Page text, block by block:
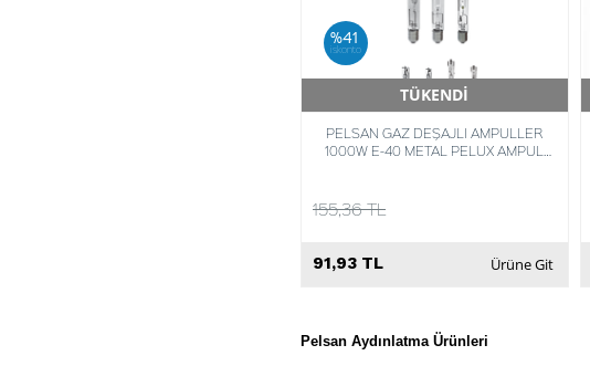
TÜKENDİ
Hızlı Teslimat
PELSAN GAZ DEŞAJLI AMPULLER
1000W E-40 METAL PELUX AMPUL
155,36 TL
%41
iskonto
91,93 TL Ürüne Git
Pelsan Aydınlatma Ürünleri